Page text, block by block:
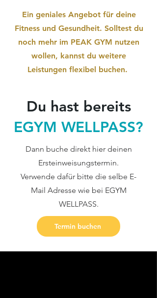
Ein geniales Angebot für deine
Fitness und Gesundheit. Solltest du
noch mehr im PEAK GYM nutzen
wollen, kannst du weitere
Leistungen flexibel buchen.
Du hast bereits
EGYM WELLPASS?
Dann buche direkt hier deinen
Ersteinweisungstermin.
Verwende dafür bitte die selbe E-
Mail Adresse wie bei EGYM
WELLPASS.
Termin buchen